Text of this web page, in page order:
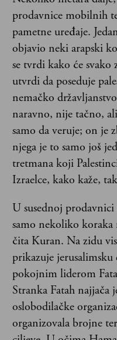
prodavnice mobilnih
pametne uređaje.
objavio neki arapski
se tvrdi kako će svako
utvrdi da poseduje
nemačko
naravno, nije tačno,
samo da veruje; on je
njega je to samo još
tretmana koji
Izraelce, kako kaže,
U susednoj
samo nekoliko koraka
čita Kuran. Na zidu
prikazuje
pokojnim liderom
Stranka Fatah najjača
oslobodilačke
organizovala brojne